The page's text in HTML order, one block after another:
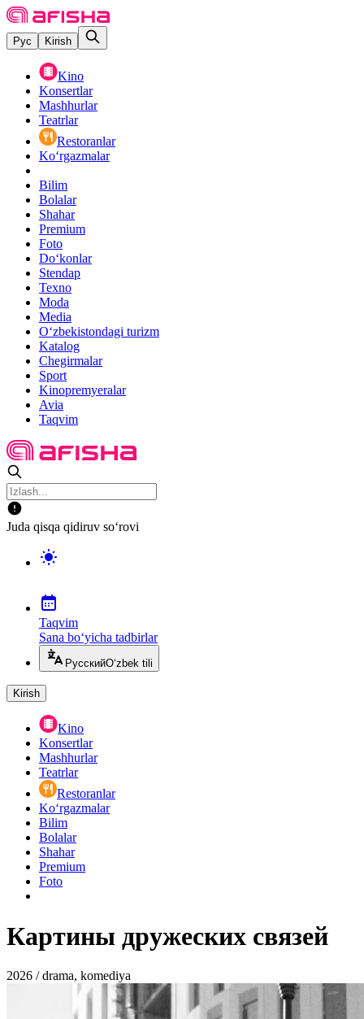
Рус Kirish
Kino
Konsertlar
Mashhurlar
Teatrlar
Restoranlar
Ko‘rgazmalar
Bilim
Bolalar
Shahar
Premium
Foto
Do‘konlar
Stendap
Texno
Moda
Media
O‘zbekistondagi turizm
Katalog
Chegirmalar
Sport
Kinopremyeralar
Avia
Taqvim
Juda qisqa qidiruv so‘rovi
Taqvim
Sana bo‘yicha tadbirlar
РусскийO‘zbek tili
Kirish
Kino
Konsertlar
Mashhurlar
Teatrlar
Restoranlar
Ko‘rgazmalar
Bilim
Bolalar
Shahar
Premium
Foto
Картины дружеских связей
2026 / drama, komediya